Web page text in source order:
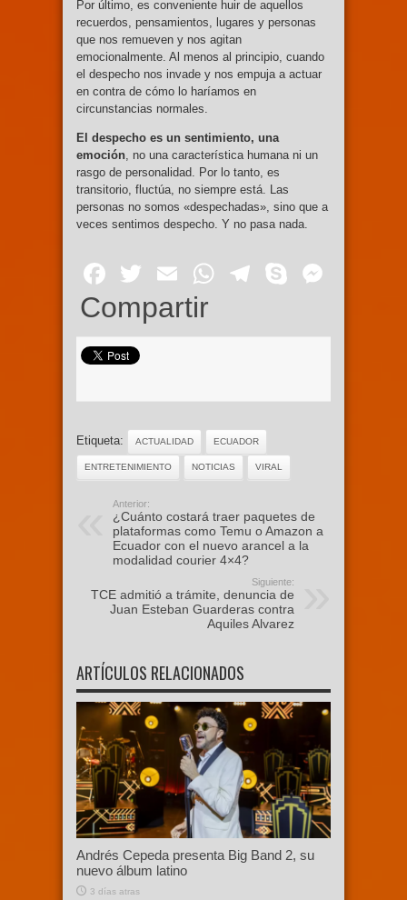
Por último, es conveniente huir de aquellos
recuerdos, pensamientos, lugares y personas
que nos remueven y nos agitan
emocionalmente. Al menos al principio, cuando
el despecho nos invade y nos empuja a actuar
en contra de cómo lo haríamos en
circunstancias normales.
El despecho es un sentimiento, una
emoción , no una característica humana ni un
rasgo de personalidad. Por lo tanto, es
transitorio, fluctúa, no siempre está. Las
personas no somos «despechadas», sino que a
veces sentimos despecho. Y no pasa nada.
Facebook
Twitter
EmailWhatsApp
Telegram
Skype
Compartir
Etiqueta: ACTUALIDAD ECUADOR
ENTRETENIMIENTO NOTICIAS VIRAL
Anterior:
¿Cuánto costará traer paquetes de
plataformas como Temu o Amazon a
Ecuador con el nuevo arancel a la
modalidad courier 4×4?
Siguiente:
TCE admitió a trámite, denuncia de
Juan Esteban Guarderas contra
Aquiles Alvarez
ARTÍCULOS RELACIONADOS
Andrés Cepeda presenta Big Band 2, su
nuevo álbum latino
3 días atras